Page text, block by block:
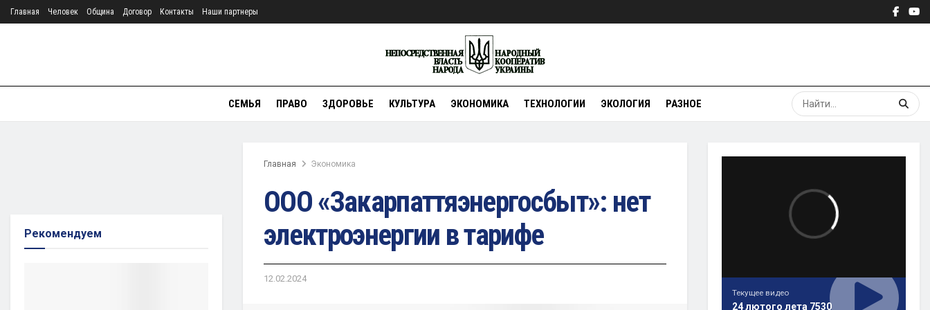
Главная Человек Община Договор Контакты Наши партнеры
СЕМЬЯ ПРАВО ЗДОРОВЬЕ КУЛЬТУРА ЭКОНОМИКА ТЕХНОЛОГИИ ЭКОЛОГИЯ РАЗНОЕ
Главная Экономика
ООО «Закарпаттяэнергосбыт»: нет
электроэнергии в тарифе
12.02.2024
Рекомендуем
Текущее видео
24 лютого лета 7530